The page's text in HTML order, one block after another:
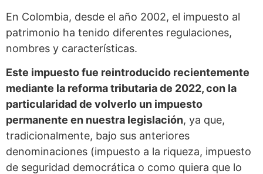
En Colombia, desde el año 2002, el impuesto al
patrimonio ha tenido diferentes regulaciones,
nombres y características.
Este impuesto fue reintroducido recientemente
mediante la reforma tributaria de 2022, con la
particularidad de volverlo un impuesto
permanente en nuestra legislación, ya que,
tradicionalmente, bajo sus anteriores
denominaciones (impuesto a la riqueza, impuesto
de seguridad democrática o como quiera que lo